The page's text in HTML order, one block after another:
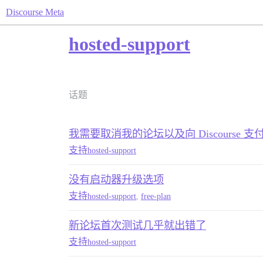
Discourse Meta
hosted-support
话题
我需要取消我的论坛以及向 Discourse 支
支持hosted-support
没有启动器升级选项
支持hosted-support free-plan
新论坛首次测试几乎就出错了
支持hosted-support